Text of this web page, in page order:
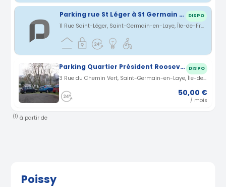
Parking rue St Léger à St Germain en Laye DISPO
11 Rue Saint-Léger, Saint-Germain-en-Laye, Île-de-France, France · 4.27 km
Parking Quartier Président Roosevelt, Saint-Germain-en-Laye DISPO
3 Rue du Chemin Vert, Saint-Germain-en-Laye, Île-de-France, France · 4.04 km
50,00 €
/ mois
(1) à partir de
Poissy